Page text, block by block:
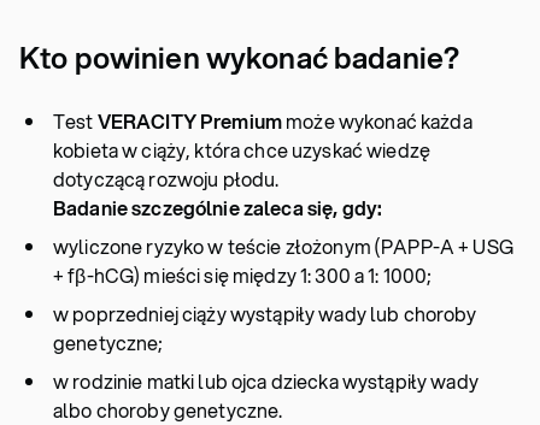
Kto powinien wykonać badanie?
TestVERACITY Premiummoże wykonać każda
kobieta w ciąży, która chce uzyskać wiedzę
dotyczącą rozwoju płodu.
Badanie szczególnie zaleca się, gdy:
wyliczone ryzyko w teście złożonym (PAPP-A + USG
+ fβ-hCG) mieści się między 1: 300 a 1: 1000;
w poprzedniej ciąży wystąpiły wady lub choroby
genetyczne;
w rodzinie matki lub ojca dziecka wystąpiły wady
albo choroby genetyczne.